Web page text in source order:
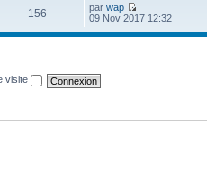
156 parwap
09 Nov 2017 12:32
visite